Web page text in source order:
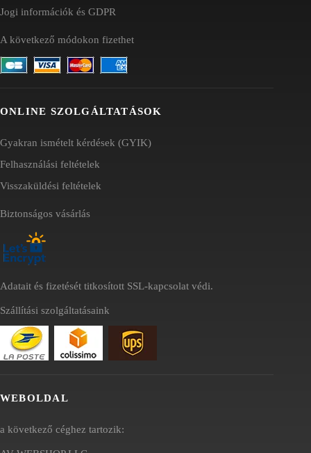
Jogi információk és GDPR
A következő módokon fizethet
ONLINE SZOLGÁLTATÁSOK
Gyakran ismételt kérdések (GYIK)
Felhasználási feltételek
Visszaküldési feltételek
Biztonságos vásárlás
Adatait és fizetését titkosított SSL-kapcsolat védi.
Szállítási szolgáltatásaink
WEBOLDAL
a következő céghez tartozik: